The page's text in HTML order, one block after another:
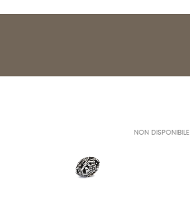
NON DISPONIBILE